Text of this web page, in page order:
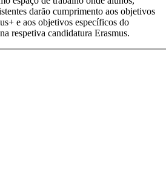
darão cumprimento aos objetivos
e aos objetivos específicos do
respetiva candidatura Erasmus.